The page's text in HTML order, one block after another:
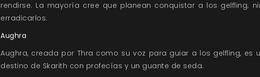
rendirse. La mayoría cree que planean conquistar a los gelfling;
erradicarlos.
Aughra
Aughra, creada por Thra como su voz para guiar a los gelfling, es
destino de Skarith con profecías y un guante de seda.